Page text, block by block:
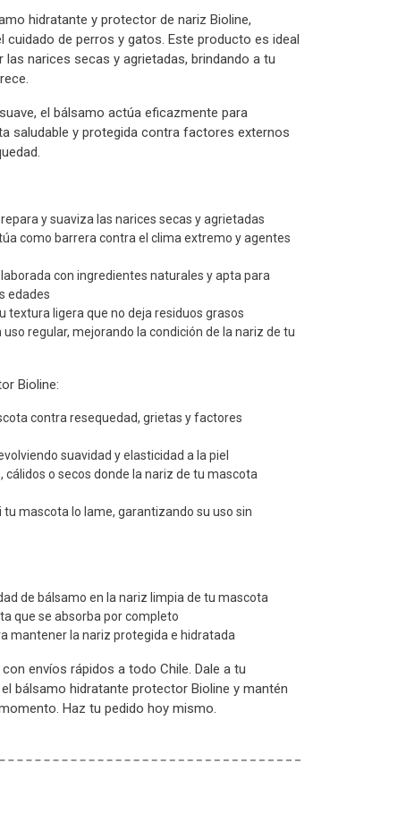
hidratante y protector de nariz Bioline,
cuidado de perros y gatos. Este producto es ideal
las narices secas y agrietadas, brindando a tu
el bálsamo actúa eficazmente para
saludable y protegida contra factores externos
y suaviza las narices secas y agrietadas
como barrera contra el clima extremo y agentes
con ingredientes naturales y apta para
edades
textura ligera que no deja residuos grasos
uso regular, mejorando la condición de la nariz de tu
Bioline:
contra resequedad, grietas y factores
suavidad y elasticidad a la piel
o secos donde la nariz de tu mascota
tu mascota lo lame, garantizando su uso sin
de bálsamo en la nariz limpia de tu mascota
que se absorba por completo
mantener la nariz protegida e hidratada
envíos rápidos a todo Chile. Dale a tu
bálsamo hidratante protector Bioline y mantén
Haz tu pedido hoy mismo.